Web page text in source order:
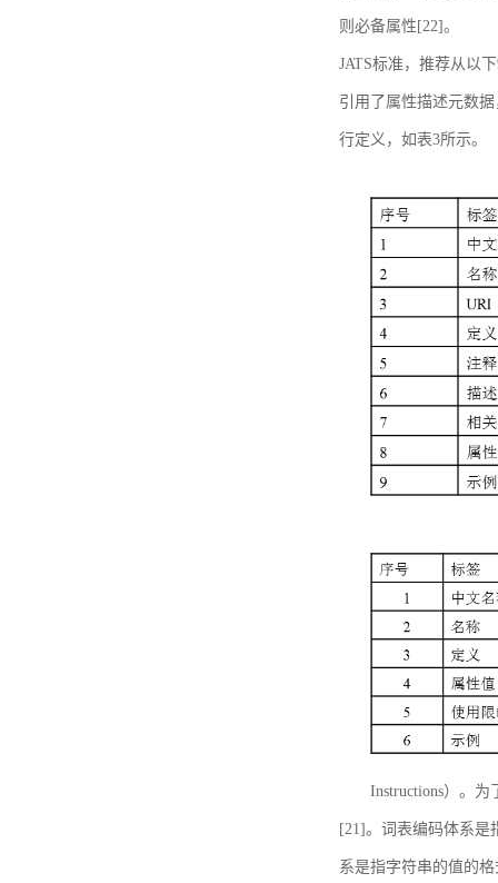
则必备属性[22]。
JATS标准，推荐从以
引用了属性描述元数
行定义，如表3所示。
Instructions）。
[21]。词表编码体系是
系是指字符串的值的